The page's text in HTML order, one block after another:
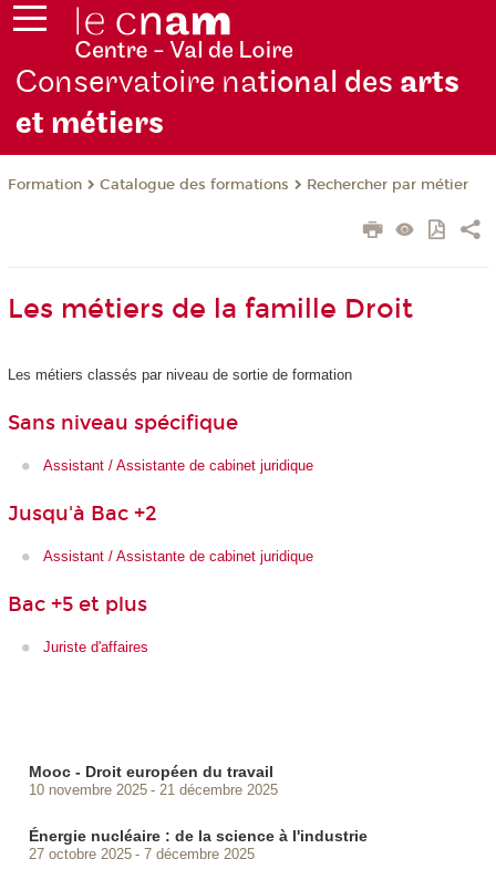
Conservatoire national des arts
et métiers
Formation Catalogue des formations Rechercher par métier
Les métiers de la famille Droit
Les métiers classés par niveau de sortie de formation
Sans niveau spécifique
Assistant / Assistante de cabinet juridique
Jusqu'à Bac +2
Assistant / Assistante de cabinet juridique
Bac +5 et plus
Juriste d'affaires
Mooc - Droit européen du travail
10 novembre 2025 21 décembre 2025
Énergie nucléaire : de la science à l'industrie
27 octobre 2025 7 décembre 2025